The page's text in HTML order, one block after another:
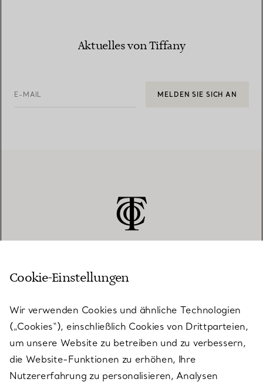
Aktuelles von Tiffany
E-MAIL MELDEN SIE SICH AN
KUNDENSERVICE
SERVICES
ÜBER TIFFANY & CO.
Cookie-Einstellungen
Wir verwenden Cookies und ähnliche Technologien
(„Cookies“), einschließlich Cookies von Drittparteien,
um unsere Website zu betreiben und zu verbessern,
die Website-Funktionen zu erhöhen, Ihre
Nutzererfahrung zu personalisieren, Analysen